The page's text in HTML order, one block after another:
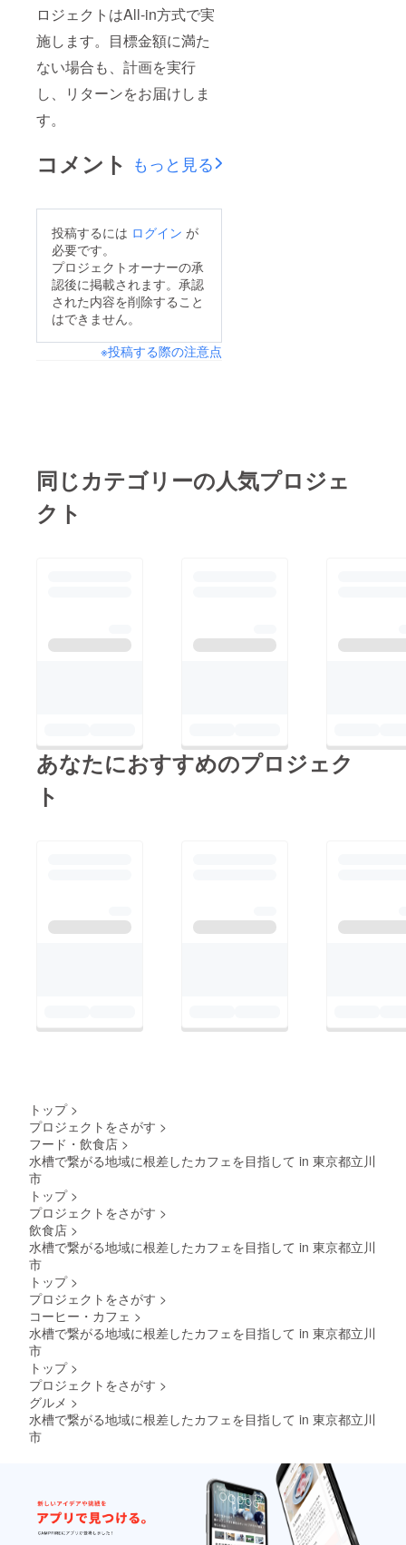
ロジェクトはAll-in方式で実
施します。目標金額に満た
ない場合も、計画を実行
し、リターンをお届けしま
す。
コメント もっと見る
投稿するには ログイン が
必要です。
プロジェクトオーナーの承
認後に掲載されます。承認
された内容を削除すること
はできません。
※投稿する際の注意点
同じカテゴリーの人気プロジェ
クト
あなたにおすすめのプロジェク
ト
トップ >
プロジェクトをさがす >
フード・飲食店 >
水槽で繋がる地域に根差したカフェを目指して in 東京都立川
市
トップ >
プロジェクトをさがす >
飲食店 >
水槽で繋がる地域に根差したカフェを目指して in 東京都立川
市
トップ >
プロジェクトをさがす >
コーヒー・カフェ >
水槽で繋がる地域に根差したカフェを目指して in 東京都立川
市
トップ >
プロジェクトをさがす >
グルメ >
水槽で繋がる地域に根差したカフェを目指して in 東京都立川
市